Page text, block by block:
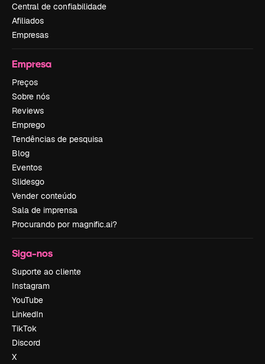
Central de confiabilidade
Afiliados
Empresas
Empresa
Preços
Sobre nós
Reviews
Emprego
Tendências de pesquisa
Blog
Eventos
Slidesgo
Vender conteúdo
Sala de imprensa
Procurando por magnific.ai?
Siga-nos
Suporte ao cliente
Instagram
YouTube
LinkedIn
TikTok
Discord
X